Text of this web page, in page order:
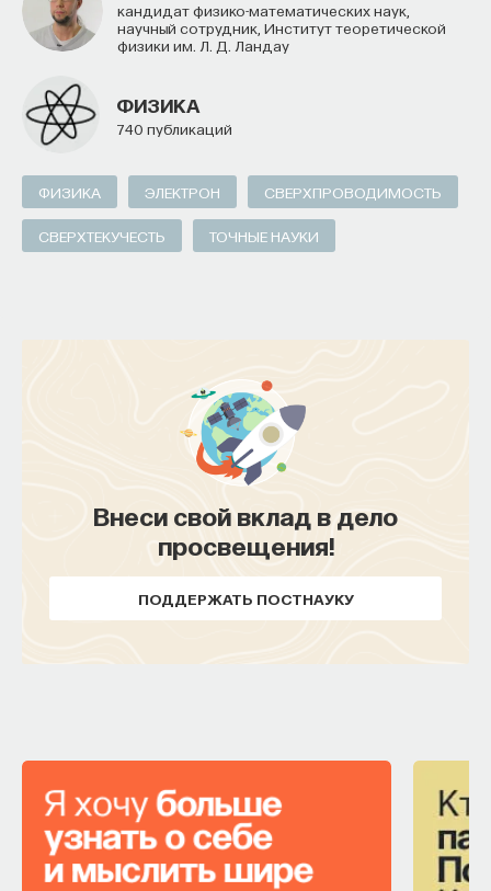
Кандидат физико-математических наук,
научный сотрудник, Институт теоретической
физики им. Л. Д. Ландау
ФИЗИКА
740 публикаций
ФИЗИКА ЭЛЕКТРОН СВЕРХПРОВОДИМОСТЬ
СВЕРХТЕКУЧЕСТЬ ТОЧНЫЕ НАУКИ
Внеси свой вклад в дело
просвещения!
ПОДДЕРЖАТЬ ПОСТНАУКУ